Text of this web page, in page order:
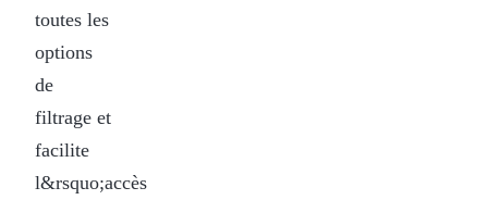
toutes les
options
de
filtrage et
facilite
l&rsquo;accès